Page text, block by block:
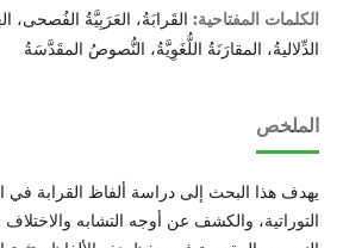
الكلمات المفتاحية: القَرابَةُ، العَرَبِيَّةُ الفُصحى،
الدِّلاليةُ، المقارَنَةُ اللُّغَوِيَّةُ، النُّصوصُ المقَدَّسَةُ
الملخص
يهدف هذا البحث إلى دراسة ألفاظ القرابة في
التوراتية، والكشف عن أوجه التشابه والاختلاف